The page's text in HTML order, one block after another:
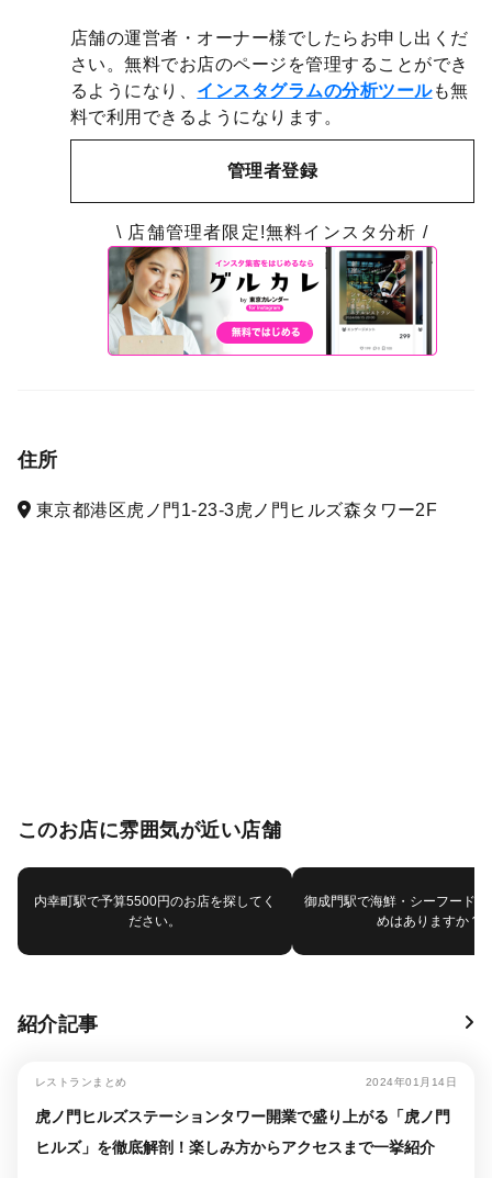
店舗の運営者・オーナー様でしたらお申し出くだ
さい。無料でお店のページを管理することができ
るようになり、 インスタグラムの分析ツールも無
料で利用できるようになります。
管理者登録
\ 店舗管理者限定!無料インスタ分析 /
住所
東京都港区虎ノ門1-23-3虎ノ門ヒルズ森タワー2F
このお店に雰囲気が近い店舗
内幸町駅で予算5500円のお店を探してく
ださい。
御成門駅で海鮮・シーフード
めはありますか？
紹介記事
レストランまとめ 2024年01月14日
虎ノ門ヒルズステーションタワー開業で盛り上がる「虎ノ門
ヒルズ」を徹底解剖！楽しみ方からアクセスまで一挙紹介